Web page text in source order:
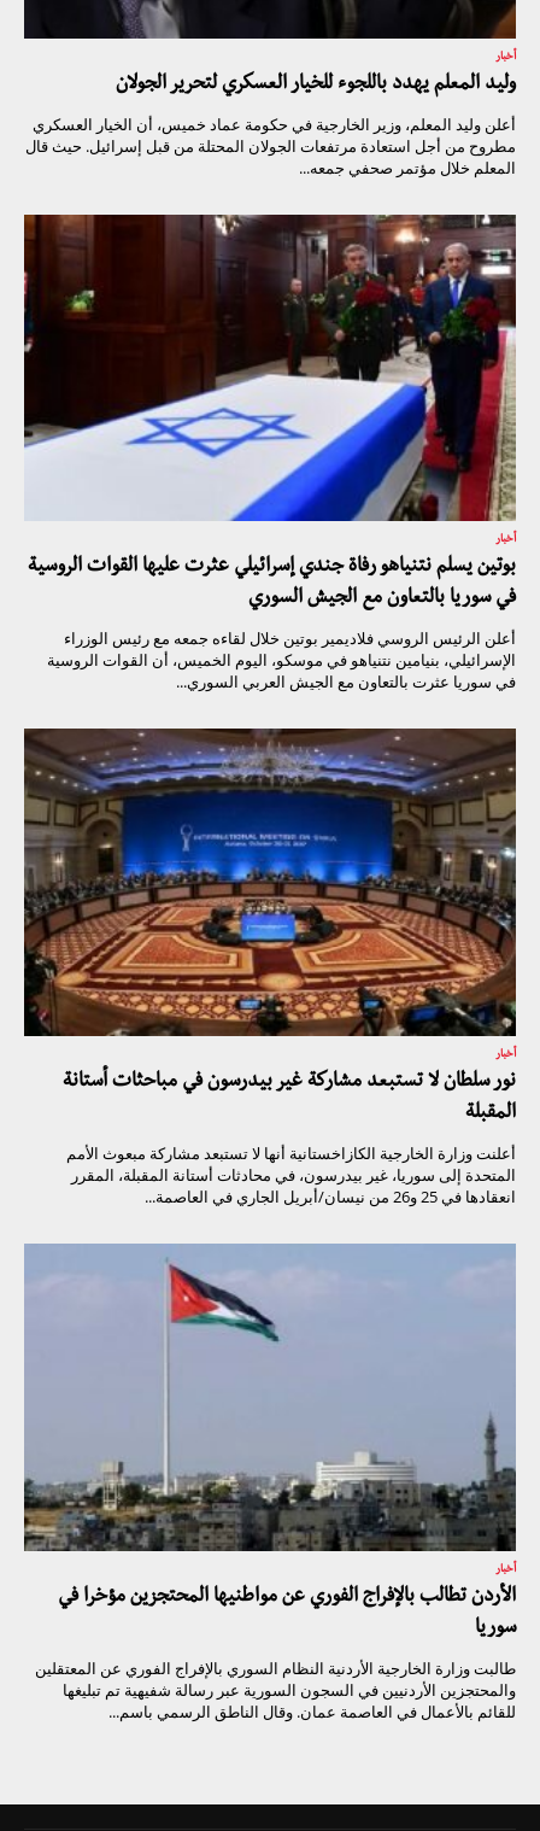
أخبار
وليد المعلم يهدد باللجوء للخيار العسكري لتحرير الجولان
أعلن وليد المعلم، وزير الخارجية في حكومة عماد خميس، أن الخيار العسكري
مطروح من أجل استعادة مرتفعات الجولان المحتلة من قبل إسرائيل. حيث قال
المعلم خلال مؤتمر صحفي جمعه...
أخبار
بوتين يسلم نتنياهو رفاة جندي إسرائيلي عثرت عليها القوات الروسية
في سوريا بالتعاون مع الجيش السوري
أعلن الرئيس الروسي فلاديمير بوتين خلال لقاءه جمعه مع رئيس الوزراء
الإسرائيلي، بنيامين نتنياهو في موسكو، اليوم الخميس، أن القوات الروسية
في سوريا عثرت بالتعاون مع الجيش العربي السوري...
أخبار
نور سلطان لا تستبعد مشاركة غير بيدرسون في مباحثات أستانة
المقبلة
أعلنت وزارة الخارجية الكازاخستانية أنها لا تستبعد مشاركة مبعوث الأمم
المتحدة إلى سوريا، غير بيدرسون، في محادثات أستانة المقبلة، المقرر
انعقادها في 25 و26 من نيسان/أبريل الجاري في العاصمة...
أخبار
الأردن تطالب بالإفراج الفوري عن مواطنيها المحتجزين مؤخرا في
سوريا
طالبت وزارة الخارجية الأردنية النظام السوري بالإفراج الفوري عن المعتقلين
والمحتجزين الأردنيين في السجون السورية عبر رسالة شفيهية تم تبليغها
للقائم بالأعمال في العاصمة عمان. وقال الناطق الرسمي باسم...